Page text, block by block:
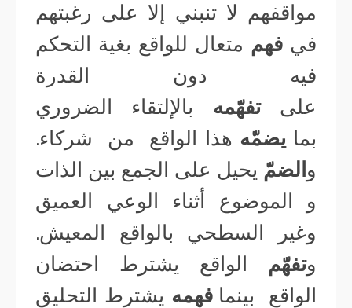
مواقفهم لا تنبني إلا على رغبتهم
في فهم متعال للواقع بغية التحكم
فيه دون القدرة
علىتفهّمه بالإلتقاء الضروري
بما يضمّه هذا الواقع من شركاء.
و الضمّ يحيل على الجمع بين الذات
و الموضوع أثناء الوعي العميق
وغير السطحي بالواقع المعيش.
وتفهّم الواقع يشترط احتضان
الواقع بينما فهمه يشترط التحليق